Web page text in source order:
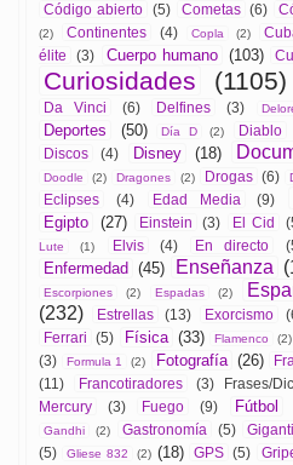
Código abierto
(5) Cometas (6)
(2)
Continentes (4) Copla (2)
élite
(3) Cuerpo humano (103)
Curiosidades (1105)
Da Vinci (6) Delfines (3)
Deportes (50) Día D (2) Diablo
Discos (4) Disney (18)
Doodle (2) Dragones (2) Drogas (6)
Eclipses (4) Edad Media (9)
Egipto (27) Einstein (3) El Cid
Lute
(1) Elvis (4) En directo
Enfermedad
(45) Enseñanza
Escorpiones
(2) Espadas (2)
(232)
Estrellas (13) Exorcismo
Ferrari
(5) Física (33) Flamenco (2)
(3)
Formula 1 (2) Fotografía (26)
(11)
Francotiradores (3) Frases/
Mercury
(3) Fuego (9) Fútbol
Gandhi (2) Gastronomía (5)
(5)
Gliese 832 (2) (18) GPS (5)